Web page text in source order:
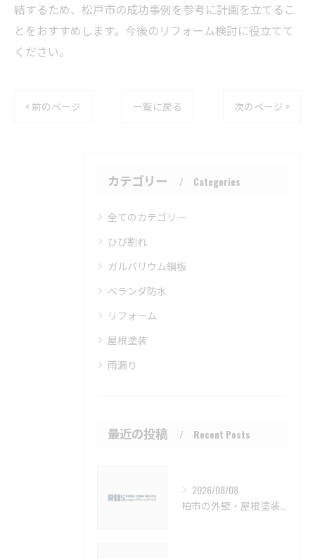
結するため、松戸市の成功事例を参考に計画を立てるこ
とをおすすめします。今後のリフォーム検討に役立てて
ください。
< 前のページ 一覧に戻る 次のページ >
カテゴリー Categories
全てのカテゴリー
ひび割れ
ガルバリウム鋼板
ベランダ防水
リフォーム
屋根塗装
雨漏り
最近の投稿 Recent Posts
2026/08/08